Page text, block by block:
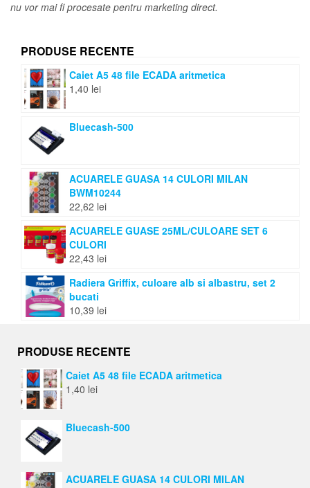
nu vor mai fi procesate pentru marketing direct.
PRODUSE RECENTE
Caiet A5 48 file ECADA aritmetica
1,40 lei
Bluecash-500
ACUARELE GUASA 14 CULORI MILAN
BWM10244
22,62 lei
ACUARELE GUASE 25ML/CULOARE SET 6
CULORI
22,43 lei
Radiera Griffix, culoare alb si albastru, set 2
bucati
10,39 lei
PRODUSE RECENTE
Caiet A5 48 file ECADA aritmetica
1,40 lei
Bluecash-500
ACUARELE GUASA 14 CULORI MILAN